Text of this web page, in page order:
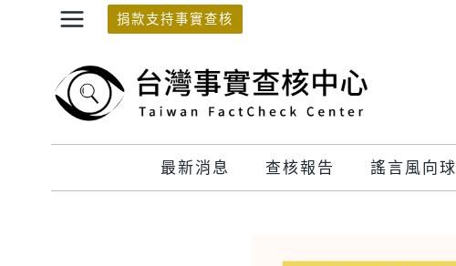
捐款支持事實查核
最新消息 查核報告 謠言風向球